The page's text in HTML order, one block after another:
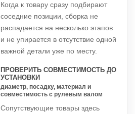
Когда к товару сразу подбирают
соседние позиции, сборка не
распадается на несколько этапов
и не упирается в отсутствие одной
важной детали уже по месту.
ПРОВЕРИТЬ СОВМЕСТИМОСТЬ ДО
УСТАНОВКИ
диаметр, посадку, материал и
совместимость с рулевым валом
Сопутствующие товары здесь